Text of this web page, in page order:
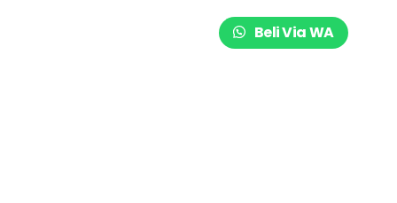
Beli Via WA